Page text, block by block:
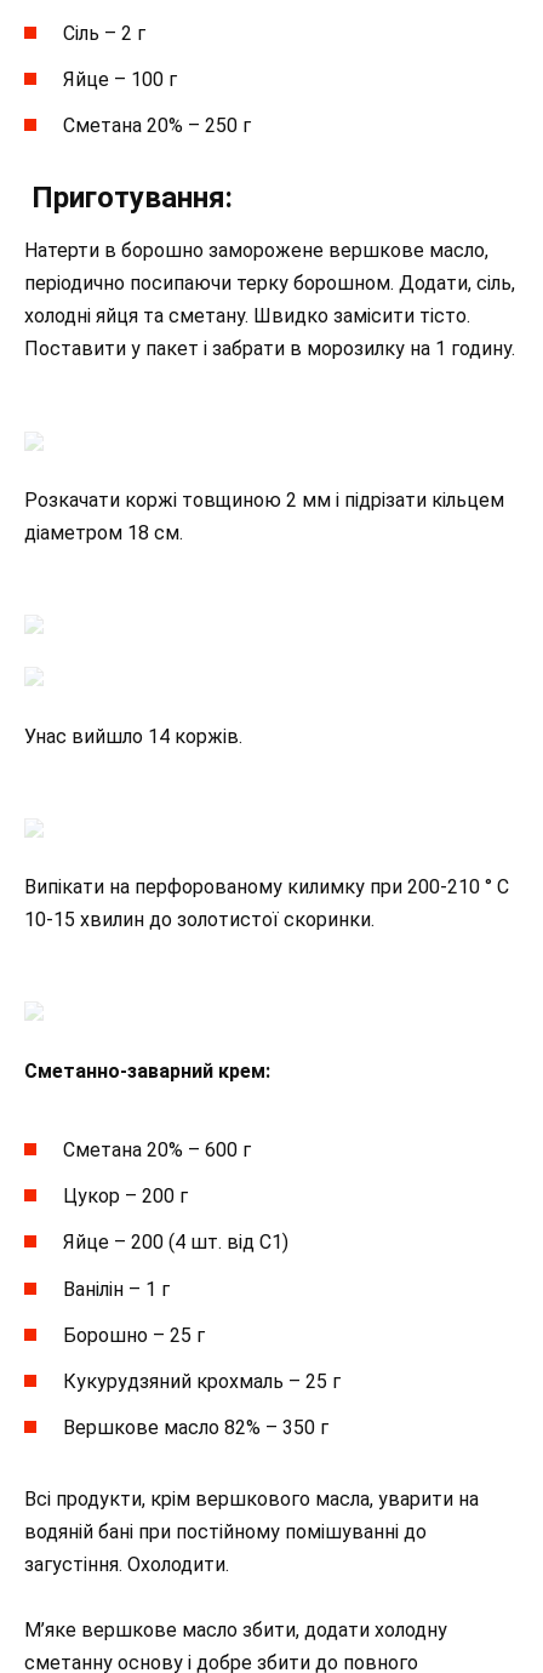
Сіль – 2 г
Яйце – 100 г
Сметана 20% – 250 г
Приготування:
Натерти в борошно заморожене вершкове масло,
періодично посипаючи терку борошном. Додати, сіль,
холодні яйця та сметану. Швидко замісити тісто.
Поставити у пакет і забрати в морозилку на 1 годину.
Розкачати коржі товщиною 2 мм і підрізати кільцем
діаметром 18 см.
Унас вийшло 14 коржів.
Випікати на перфорованому килимку при 200-210 ° С
10-15 хвилин до золотистої скоринки.
Сметанно-заварний крем:
Сметана 20% – 600 г
Цукор – 200 г
Яйце – 200 (4 шт. від С1)
Ванілін – 1 г
Борошно – 25 г
Кукурудзяний крохмаль – 25 г
Вершкове масло 82% – 350 г
Всі продукти, крім вершкового масла, уварити на
водяній бані при постійному помішуванні до
загустіння. Охолодити.
М’яке вершкове масло збити, додати холодну
сметанну основу і добре збити до повного